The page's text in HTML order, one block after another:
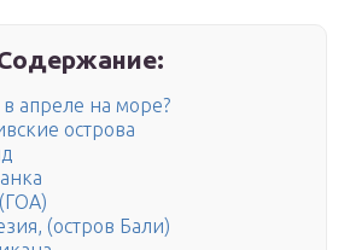
в апреле на море?
острова
(остров Бали)